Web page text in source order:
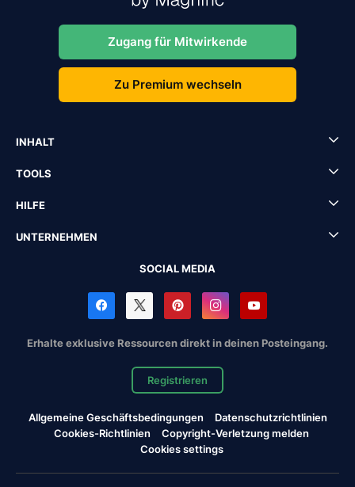
Zugang für Mitwirkende
Zu Premium wechseln
INHALT
TOOLS
HILFE
UNTERNEHMEN
SOCIAL MEDIA
Erhalte exklusive Ressourcen direkt in deinen Posteingang.
Registrieren
Allgemeine Geschäftsbedingungen
Datenschutzrichtlinien
Cookies-Richtlinien
Copyright-Verletzung melden
Cookies settings